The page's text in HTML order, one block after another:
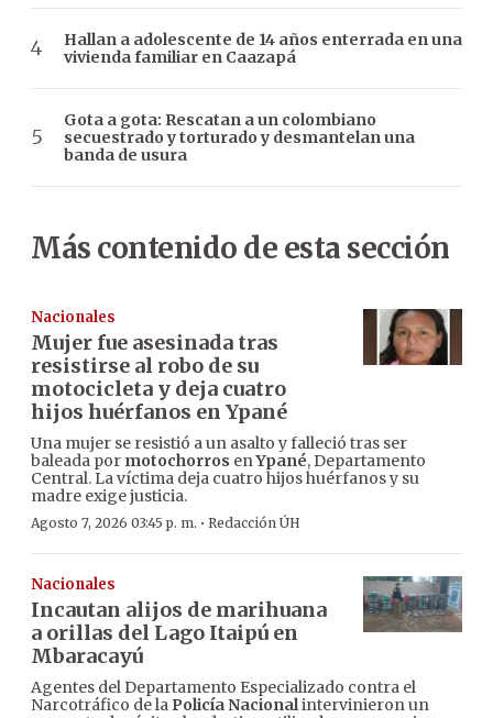
Hallan a adolescente de 14 años enterrada en una
vivienda familiar en Caazapá
Gota a gota: Rescatan a un colombiano
secuestrado y torturado y desmantelan una
banda de usura
Más contenido de esta sección
Nacionales
Mujer fue asesinada tras
resistirse al robo de su
motocicleta y deja cuatro
hijos huérfanos en Ypané
Una mujer se resistió a un asalto y falleció tras ser
baleada por motochorros enYpané, Departamento
Central. La víctima deja cuatro hijos huérfanos y su
madre exige justicia.
Agosto 7, 2026 03:45 p. m. · Redacción ÚH
Nacionales
Incautan alijos de marihuana
a orillas del Lago Itaipú en
Mbaracayú
Agentes del Departamento Especializado contra el
Narcotráfico de la Policía Nacionalintervinieron un